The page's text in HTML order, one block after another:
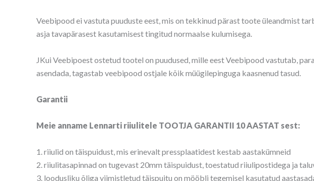
Veebipood ei vastuta puuduste eest, mis on tekkinud pärast toote üleandmist
asja tavapärasest kasutamisest tingitud normaalse kulumisega.
JKui Veebipoest ostetud tootel on puudused, mille eest Veebipood vastutab,
asendada, tagastab veebipood ostjale kõik müügilepinguga kaasnenud tasud.
Garantii
Meie anname Lennarti riiulitele TOOTJA GARANTII 10 AASTAT sest:
1. riiulid on täispuidust, mis erinevalt pressplaatidest kestab aastakümneid
2. riiulitasapinnad on tugevast 20mm täispuidust, toestatud riiulipostidega ja
3. loodusliku õliga viimistletud täispuitu on mööbli tegemisel kasutatud